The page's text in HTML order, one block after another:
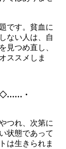
です。貧血に
ない人は、自
見つめ直し、
ススメしま
・
つれ、次第に
状態であって
は生きられま